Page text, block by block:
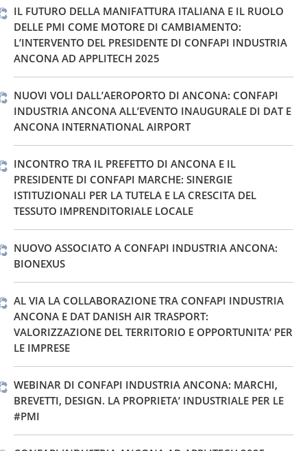
IL FUTURO DELLA MANIFATTURA ITALIANA E IL RUOLO
DELLE PMI COME MOTORE DI CAMBIAMENTO:
L’INTERVENTO DEL PRESIDENTE DI CONFAPI INDUSTRIA
ANCONA AD APPLITECH 2025
NUOVI VOLI DALL’AEROPORTO DI ANCONA: CONFAPI
INDUSTRIA ANCONA ALL’EVENTO INAUGURALE DI DAT E
ANCONA INTERNATIONAL AIRPORT
INCONTRO TRA IL PREFETTO DI ANCONA E IL
PRESIDENTE DI CONFAPI MARCHE: SINERGIE
ISTITUZIONALI PER LA TUTELA E LA CRESCITA DEL
TESSUTO IMPRENDITORIALE LOCALE
NUOVO ASSOCIATO A CONFAPI INDUSTRIA ANCONA:
BIONEXUS
AL VIA LA COLLABORAZIONE TRA CONFAPI INDUSTRIA
ANCONA E DAT DANISH AIR TRASPORT:
VALORIZZAZIONE DEL TERRITORIO E OPPORTUNITA’ PER
LE IMPRESE
WEBINAR DI CONFAPI INDUSTRIA ANCONA: MARCHI,
BREVETTI, DESIGN. LA PROPRIETA’ INDUSTRIALE PER LE
#PMI